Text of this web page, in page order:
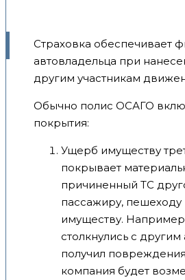
Страховка обеспечивает
автовладельца при
другим участникам
Обычно полис ОСАГО
покрытия:
Ущерб имуществу
покрывает
причиненный ТС
пассажиру, пешеходу
имуществу.
столкнулись с
получил
компания будет